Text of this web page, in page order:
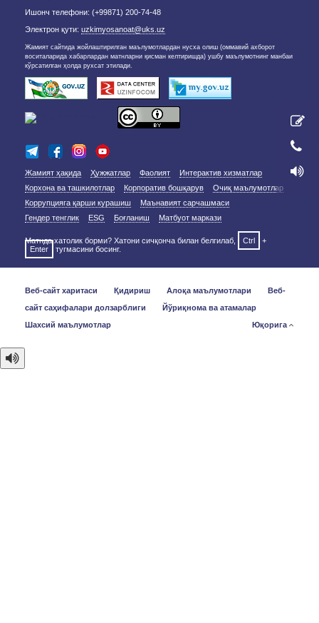
Ишонч телефони: (+99871) 200-74-48
Электрон қути: uzkimyosanoat@uks.uz
Жамият сайтида жойлаштирилган маълумотлардан нусха олиш (оммавий ахборот
воситаларида хабарлардан матнларни қисман келтиришда) ушбу маълумотнинг манбаи
кўрсатилган ҳолда рухсат этилади.
Жамият ҳақида Ҳужжатлар Фаолият
Интерактив хизматлар
Корхона ва ташкилотлар
Корпоратив бошқарув
Очиқ маълумотлар
Коррупцияга қарши курашиш
Маънавият сарчашмаси
Гендер тенглик
ESG Боғланиш Матбуот маркази
Матнда хатолик борми? Хатони сичқонча билан белгилаб, Ctrl
+
Enter
тугмасини босинг.
Веб-сайт харитаси Қидириш Алоқа маълумотлари
Веб-
сайт саҳифалари долзарблиги
Йўриқнома ва атамалар
Шахсий маълумотлар
Юқорига